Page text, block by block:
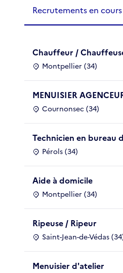
Recrutements en
Chauffeur /
Montpellier (34)
MENUISIER
Cournonsec (34)
Technicien en bureau
Pérols (34)
Aide à domicile
Montpellier (34)
Ripeuse / Ripeur
Saint-Jean-de-Védas
Menuisier d'atelier